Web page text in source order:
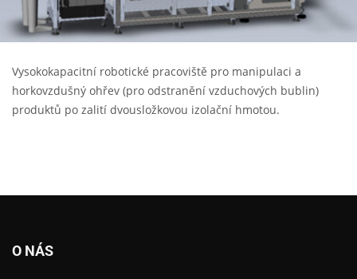
Vysokokapacitní robotické pracoviště pro manipulaci a
horkovzdušný ohřev (pro odstranění vzduchových bublin)
produktů po zalití dvousložkovou izolační hmotou.
O NÁS